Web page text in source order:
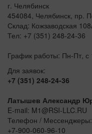
г. Челябинск
454084, Челябинск, пр.
Склад: Кожзаводская
Тел: +7 (351) 248-24-36
График работы: Пн-Пт, с
Для заявок:
+7 (351) 248-24-36
Латышев Александр
E-mail: M1@RSI-LLC.RU
Телефон / Мессенджеры:
+7-900-060-96-10